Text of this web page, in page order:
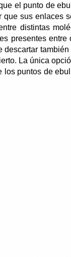
el punto de
sus enlaces
distintas
presentes
La única
puntos de